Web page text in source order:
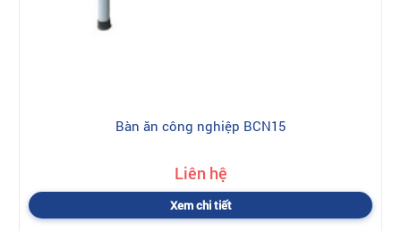
Bàn ăn công nghiệp BCN15
Liên hệ
Xem chi tiết